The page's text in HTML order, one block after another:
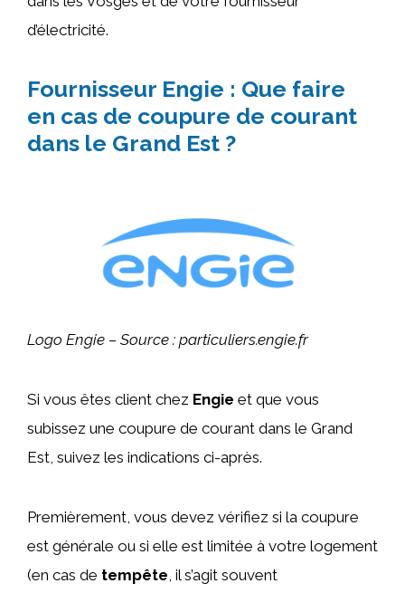
d’électricité.
Fournisseur Engie : Que faire
en cas de coupure de courant
dans le Grand Est ?
Logo Engie – Source : particuliers.engie.fr
Si vous êtes client chez Engie et que vous
subissez une coupure de courant dans le Grand
Est, suivez les indications ci-après.
Premièrement, vous devez vérifiez si la coupure
est générale ou si elle est limitée à votre logement
(en cas de tempête , il s’agit souvent